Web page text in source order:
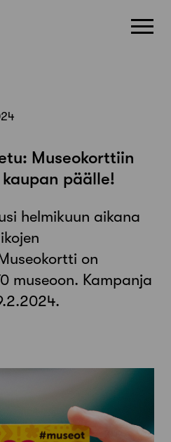
Museokorttiin
päälle!
helmikuun aikana
on
museoon. Kampanja